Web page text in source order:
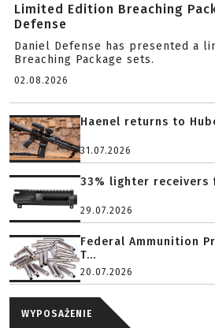
Limited Edition Breaching
Defense
Daniel Defense has presented a
Breaching Package sets.
02.08.2026
Haenel returns to
31.07.2026
33% lighter receivers
29.07.2026
Federal Ammunition
T...
20.07.2026
WYPOSAŻENIE